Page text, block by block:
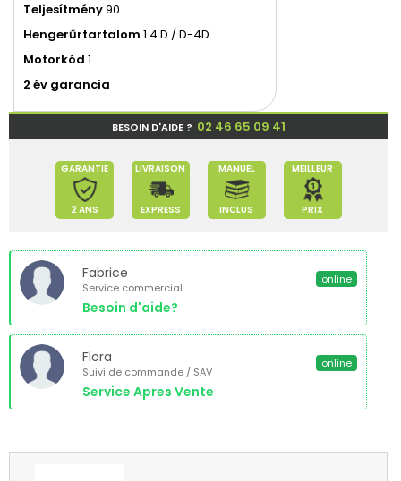
Teljesítmény90
Hengerűrtartalom 1.4 D / D-4D
Motorkód 1
2 év garancia
BESOIN D'AIDE ? 02 46 65 09 41
GARANTIE
2 ANS
LIVRAISON
EXPRESS
MANUEL
INCLUS
MEILLEUR
PRIX
Fabrice
Service commercial
Besoin d'aide?
online
Flora
Suivi de commande / SAV
Service Apres Vente
online